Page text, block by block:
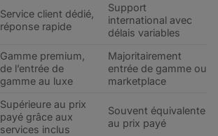
Service client dédié,
réponse rapide
Support
international avec
délais variables
Gamme premium,
de l’entrée de
gamme au luxe
Majoritairement
entrée de gamme ou
marketplace
Supérieure au prix
payé grâce aux
services inclus
Souvent équivalente
au prix payé